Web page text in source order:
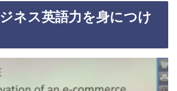
ネス英語力を身につけ